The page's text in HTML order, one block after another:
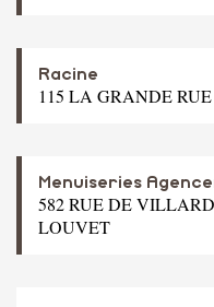
Racine
115 LA GRANDE
Menuiseries
582 RUE DE
LOUVET